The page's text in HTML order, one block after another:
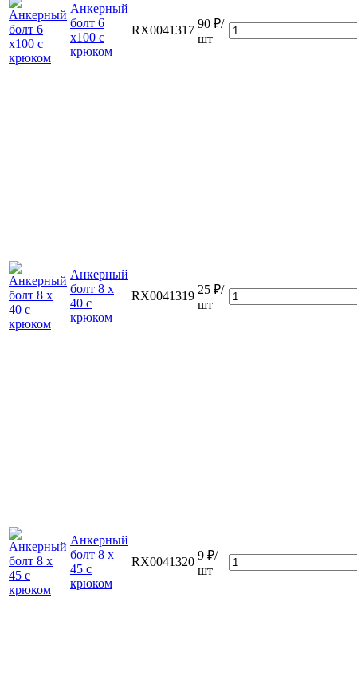
Анкерный
болт 6
х100 с
крюком
RX0041317 90 ₽/
шт
Анкерный
болт 8 х
40 с
крюком
RX0041319 25 ₽/
шт
Анкерный
болт 8 х
45 с
крюком
RX0041320 9 ₽/
шт